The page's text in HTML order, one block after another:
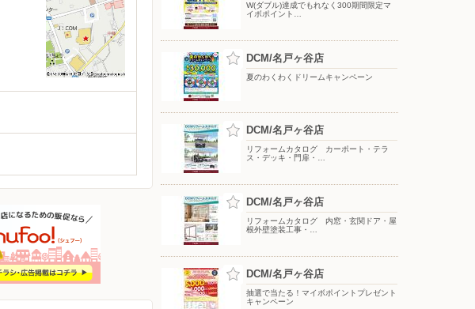
W(ダブル)達成でもれなく300期間限定マ
イボポイント…
DCM/名戸ヶ谷店
夏のわくわくドリームキャンペーン
DCM/名戸ヶ谷店
リフォームカタログ カーポート・テラ
ス・デッキ・門扉・…
DCM/名戸ヶ谷店
リフォームカタログ 内窓・玄関ドア・屋
根外壁塗装工事・…
DCM/名戸ヶ谷店
抽選で当たる！マイボポイントプレゼント
キャンペーン